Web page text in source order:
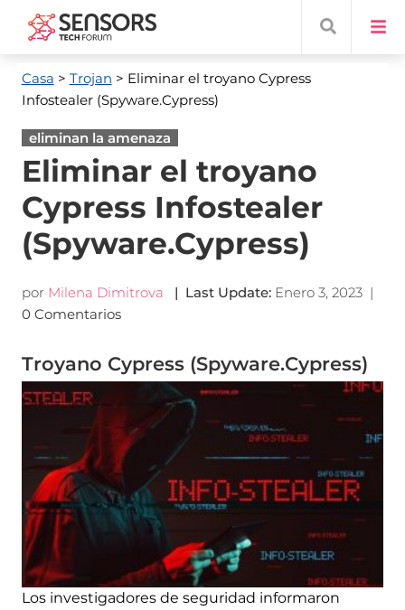
Casa > Trojan > Eliminar el troyano Cypress
Infostealer (Spyware.Cypress)
eliminan la amenaza
Eliminar el troyano
Cypress Infostealer
(Spyware.Cypress)
por Milena Dimitrova | Last Update: Enero 3, 2023|
0 Comentarios
Troyano Cypress (Spyware.Cypress)
Los investigadores de seguridad informaron